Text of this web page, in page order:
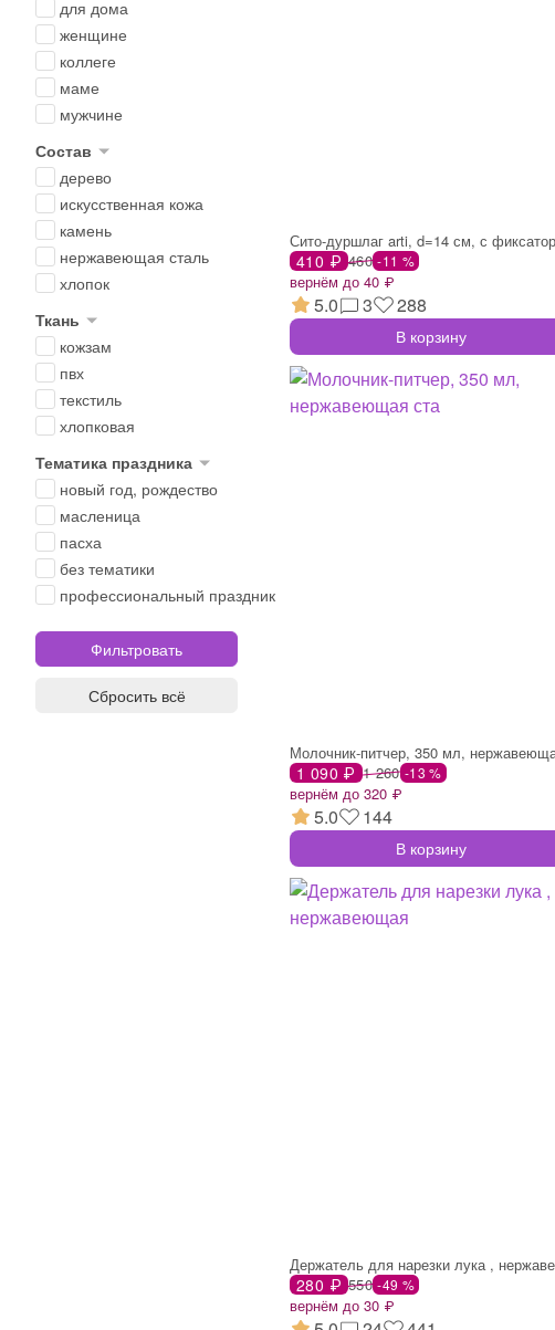
для дома
женщине
коллеге
маме
мужчине
Состав
дерево
искусственная кожа
камень
нержавеющая сталь
хлопок
Ткань
кожзам
пвх
текстиль
хлопковая
Тематика праздника
новый год, рождество
масленица
пасха
без тематики
профессиональный праздник
Сбросить всё
410 ₽ 460 -11 %
вернём до 40 ₽
5.0 3 288
В корзину
1 090 ₽ 1 260 -13 %
вернём до 320 ₽
5.0 144
В корзину
280 ₽ 550 -49 %
вернём до 30 ₽